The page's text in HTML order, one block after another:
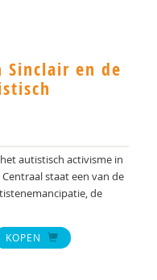
Sinclair en de
autistisch activisme in
staat een van de
de
KOPEN